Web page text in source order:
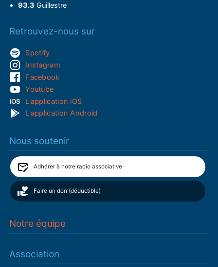
93.3 Guillestre
Retrouvez-nous sur
Spotify
Instagram
Facebook
Youtube
L'application iOS
L'application Android
Nous soutenir
Adhérer à notre radio associative
Faire un don (déductible)
Notre équipe
Association